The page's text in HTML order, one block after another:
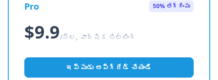
Pro 50% తగ్గింపు
$9.9/నెల, వార్షిక బిల్లింగ్
ఇప్పుడు అప్‌గ్రేడ్ చేయండి